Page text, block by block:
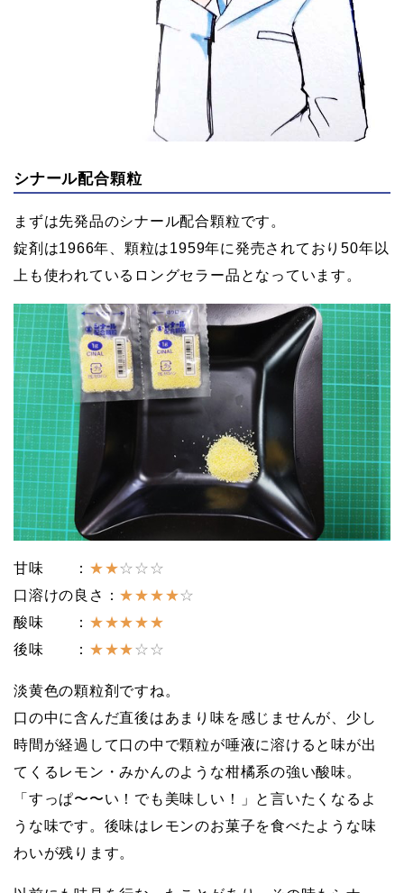
シナール配合顆粒
まずは先発品のシナール配合顆粒です。
錠剤は1966年、顆粒は1959年に発売されており50年以
上も使われているロングセラー品となっています。
甘味 ： ★★☆☆☆
口溶けの良さ： ★★★★☆
酸味 ： ★★★★★
後味 ： ★★★☆☆
淡黄色の顆粒剤ですね。
口の中に含んだ直後はあまり味を感じませんが、少し
時間が経過して口の中で顆粒が唾液に溶けると味が出
てくるレモン・みかんのような柑橘系の強い酸味。
「すっぱ〜〜い！でも美味しい！」と言いたくなるよ
うな味です。後味はレモンのお菓子を食べたような味
わいが残ります。